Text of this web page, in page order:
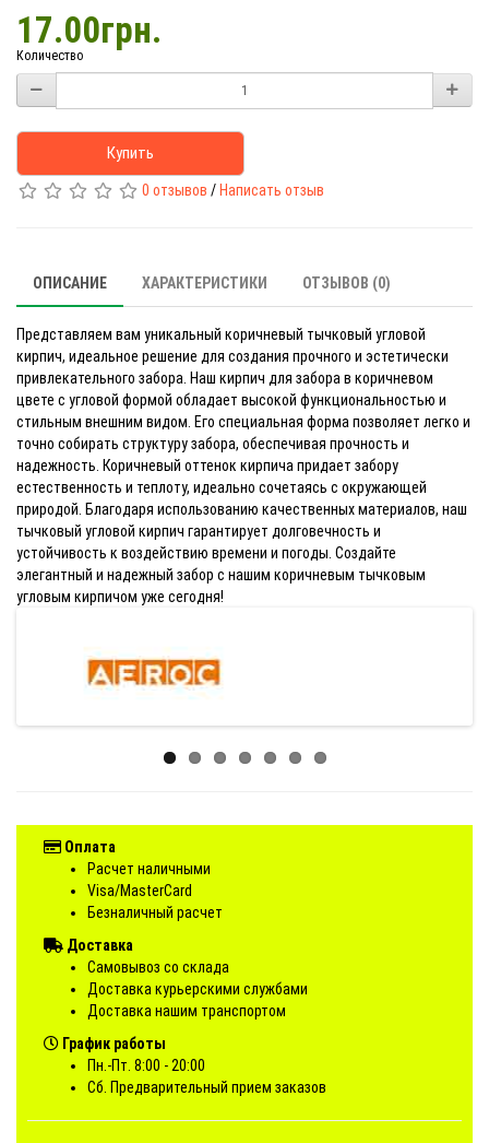
17.00грн.
Количество
Купить
0 отзывов / Написать отзыв
ОПИСАНИЕ ХАРАКТЕРИСТИКИ ОТЗЫВОВ (0)
Представляем вам уникальный коричневый тычковый угловой
кирпич, идеальное решение для создания прочного и эстетически
привлекательного забора. Наш кирпич для забора в коричневом
цвете с угловой формой обладает высокой функциональностью и
стильным внешним видом. Его специальная форма позволяет легко и
точно собирать структуру забора, обеспечивая прочность и
надежность. Коричневый оттенок кирпича придает забору
естественность и теплоту, идеально сочетаясь с окружающей
природой. Благодаря использованию качественных материалов, наш
тычковый угловой кирпич гарантирует долговечность и
устойчивость к воздействию времени и погоды. Создайте
элегантный и надежный забор с нашим коричневым тычковым
угловым кирпичом уже сегодня!
Оплата
Расчет наличными
Visa/MasterCard
Безналичный расчет
Доставка
Самовывоз со склада
Доставка курьерскими службами
Доставка нашим транспортом
График работы
Пн.-Пт. 8:00 - 20:00
Сб. Предварительный прием заказов